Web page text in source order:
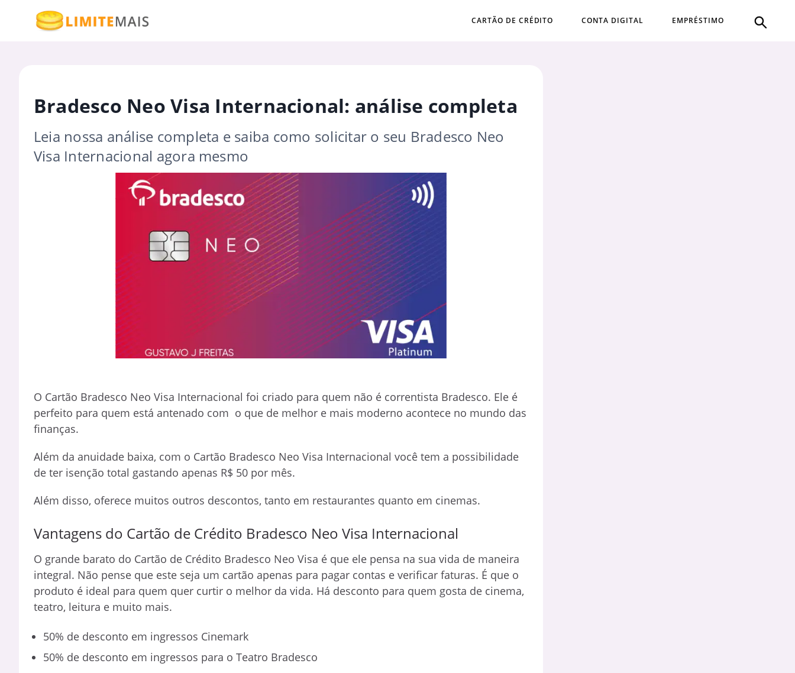
CARTÃO DE CRÉDITO CONTA DIGITAL EMPRÉSTIMO
Bradesco Neo Visa Internacional: análise completa
Leia nossa análise completa e saiba como solicitar o seu Bradesco Neo
Visa Internacional agora mesmo
O Cartão Bradesco Neo Visa Internacional foi criado para quem não é correntista Bradesco. Ele é
perfeito para quem está antenado com o que de melhor e mais moderno acontece no mundo das
finanças.
Além da anuidade baixa, com o Cartão Bradesco Neo Visa Internacional você tem a possibilidade
de ter isenção total gastando apenas R$ 50 por mês.
Além disso, oferece muitos outros descontos, tanto em restaurantes quanto em cinemas.
Vantagens do Cartão de Crédito Bradesco Neo Visa Internacional
O grande barato do Cartão de Crédito Bradesco Neo Visa é que ele pensa na sua vida de maneira
integral. Não pense que este seja um cartão apenas para pagar contas e verificar faturas. É que o
produto é ideal para quem quer curtir o melhor da vida. Há desconto para quem gosta de cinema,
teatro, leitura e muito mais.
50% de desconto em ingressos Cinemark
50% de desconto em ingressos para o Teatro Bradesco